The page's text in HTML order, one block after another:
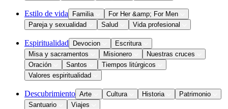
Estilo de vida Familia
For Her &amp; For Men
Pareja y sexualidad
Salud Vida profesional
Espiritualidad Devocion
Escritura
Misa y sacramentos
Misionero
Nuestras cruces
Oración
Santos
Tiempos litúrgicos
Valores espiritualidad
Descubrimiento Arte Cultura Historia
Patrimonio
Santuario
Viajes